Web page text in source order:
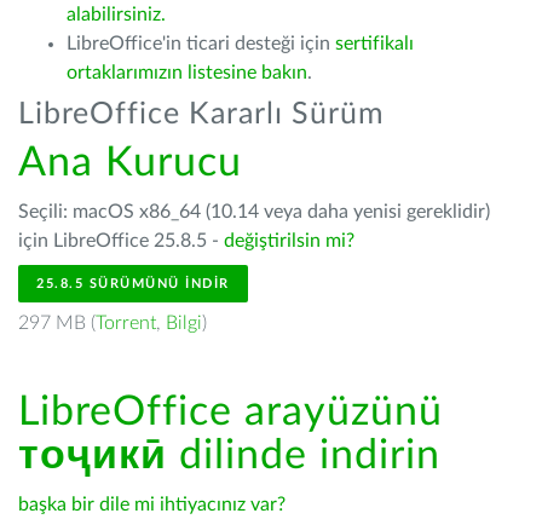
alabilirsiniz.
LibreOffice'in ticari desteği için sertifikalı
ortaklarımızın listesine bakın.
LibreOffice Kararlı Sürüm
Ana Kurucu
Seçili: macOS x86_64 (10.14 veya daha yenisi gereklidir)
için LibreOffice 25.8.5 - değiştirilsin mi?
25.8.5 SÜRÜMÜNÜ İNDIR
297 MB (Torrent, Bilgi)
LibreOffice arayüzünü
тоҷикӣ dilinde indirin
başka bir dile mi ihtiyacınız var?